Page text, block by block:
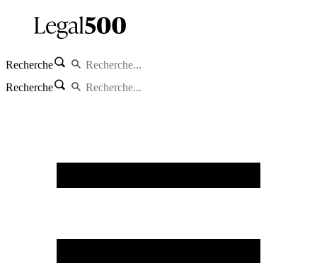
Recherche
Recherche